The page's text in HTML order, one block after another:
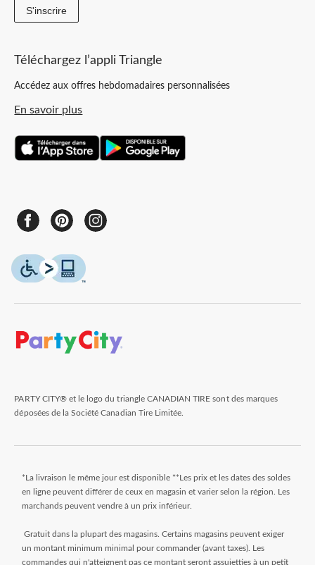
S'inscrire
Téléchargez l’appli Triangle
Accédez aux offres hebdomadaires personnalisées
En savoir plus
PARTY CITY® et le logo du triangle CANADIAN TIRE sont des marques
déposées de la Société Canadian Tire Limitée.
*La livraison le même jour est disponible **Les prix et les dates des soldes
en ligne peuvent différer de ceux en magasin et varier selon la région. Les
marchands peuvent vendre à un prix inférieur.
Gratuit dans la plupart des magasins. Certains magasins peuvent exiger
un montant minimum minimal pour commander (avant taxes). Les
commandes qui n'atteignent pas ce montant seront assujetties à un petit